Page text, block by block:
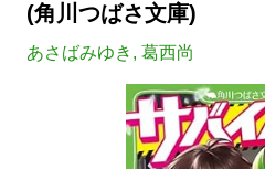
(角川つばさ文庫)
あさばみゆき , 葛西尚